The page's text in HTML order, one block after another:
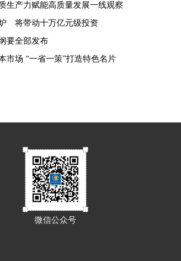
产力赋能高质量发展一线观察
将带动十万亿元级投资
要全部发布
市场 “一省一策”打造特色名片
微信公众号